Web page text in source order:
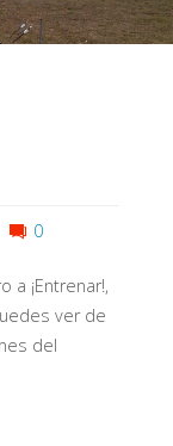
0
a ¡Entrenar!,
ver de
del